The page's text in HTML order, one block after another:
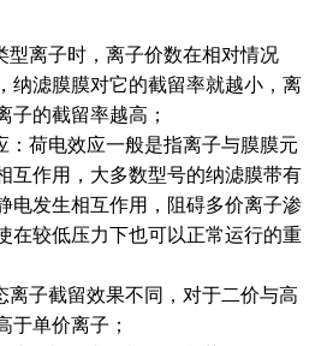
型离子时，离子价数在相对情况
纳滤膜膜对它的截留率就越小，离
子的截留率越高；
：荷电效应一般是指离子与膜膜元
互作用，大多数型号的纳滤膜带有
电发生相互作用，阻碍多价离子渗
在较低压力下也可以正常运行的重
离子截留效果不同，对于二价与高
于单价离子；